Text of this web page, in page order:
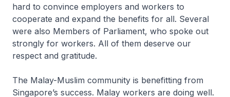
hard to convince employers and workers to
cooperate and expand the benefits for all. Several
were also Members of Parliament, who spoke out
strongly for workers. All of them deserve our
respect and gratitude.
The Malay-Muslim community is benefitting from
Singapore’s success. Malay workers are doing well.